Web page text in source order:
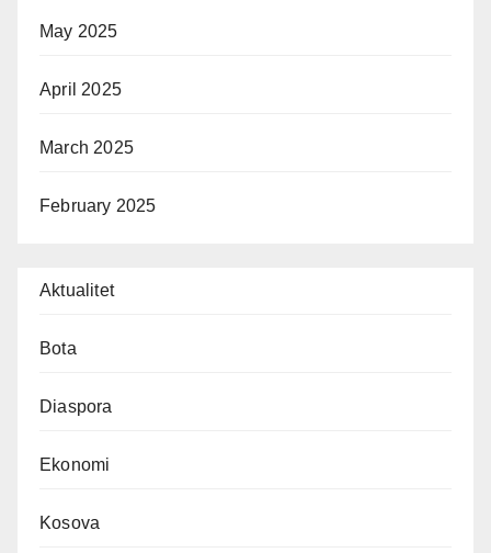
May 2025
April 2025
March 2025
February 2025
Aktualitet
Bota
Diaspora
Ekonomi
Kosova